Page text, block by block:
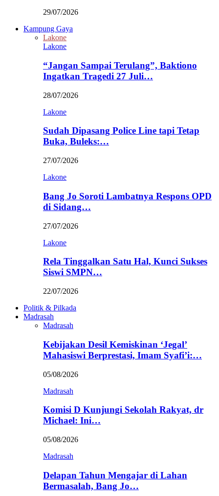
29/07/2026
Kampung Gaya
Lakone
Lakone
“Jangan Sampai Terulang”, Baktiono
Ingatkan Tragedi 27 Juli…
28/07/2026
Lakone
Sudah Dipasang Police Line tapi Tetap
Buka, Buleks:…
27/07/2026
Lakone
Bang Jo Soroti Lambatnya Respons OPD
di Sidang…
27/07/2026
Lakone
Rela Tinggalkan Satu Hal, Kunci Sukses
Siswi SMPN…
22/07/2026
Politik & Pilkada
Madrasah
Madrasah
Kebijakan Desil Kemiskinan ‘Jegal’
Mahasiswi Berprestasi, Imam Syafi’i:…
05/08/2026
Madrasah
Komisi D Kunjungi Sekolah Rakyat, dr
Michael: Ini…
05/08/2026
Madrasah
Delapan Tahun Mengajar di Lahan
Bermasalah, Bang Jo…